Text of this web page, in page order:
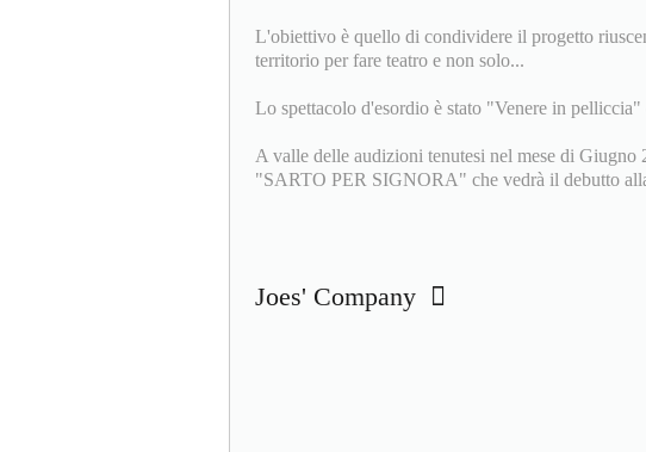
L'obiettivo è quello di condividere il progetto
territorio per fare teatro e non solo...
Lo spettacolo d'esordio è stato "Venere in
A valle delle audizioni tenutesi nel mese di
"SARTO PER SIGNORA" che vedrà il debutto
Joes' Company